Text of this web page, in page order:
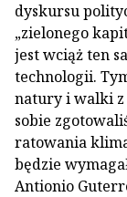
dyskursu
„zielonego
jest wciąż ten
technologii.
natury i walki
sobie
ratowania
będzie
Antionio